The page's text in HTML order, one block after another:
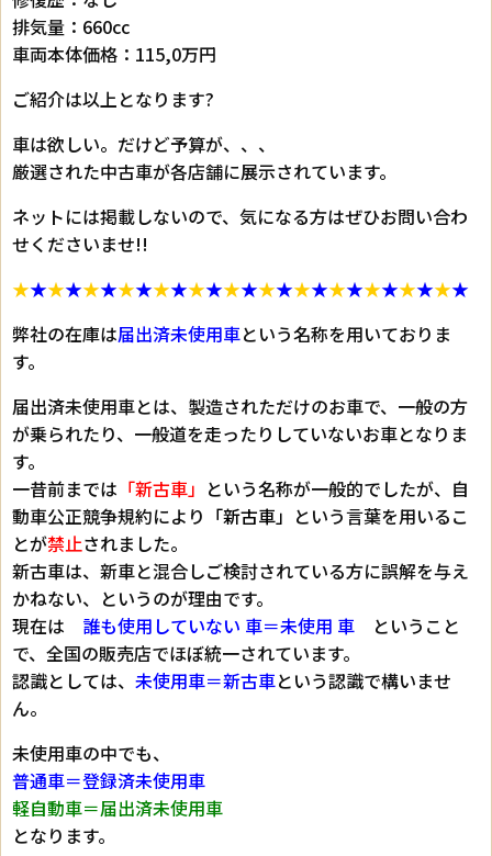
排気量：660cc
車両本体価格：115,0万円
ご紹介は以上となります?
車は欲しい。だけど予算が、、、
厳選された中古車が各店舗に展示されています。
ネットには掲載しないので、気になる方はぜひお問い合わ
せくださいませ!!
★★★★★★★★★★★★★★★★★★★★★★★★★★
弊社の在庫は届出済未使用車という名称を用いておりま
す。
届出済未使用車とは、製造されただけのお車で、一般の方
が乗られたり、一般道を走ったりしていないお車となりま
す。
一昔前までは 「新古車」 という名称が一般的でしたが、自
動車公正競争規約により 「新古車」 という言葉を用いるこ
とが禁止されました。
新古車は、新車と混合しご検討されている方に誤解を与え
かねない、というのが理由です。
現在は 誰も使用していない 車＝未使用 車 ということ
で、全国の販売店でほぼ統一されています。
認識としては、 未使用車＝新古車という認識で構いませ
ん。
未使用車の中でも、
普通車＝登録済未使用車
軽自動車＝届出済未使用車
となります。